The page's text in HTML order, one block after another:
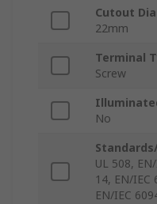
Cutout
22mm
Terminal
Screw
No
UL 508,
14, EN/IEC
EN/IEC